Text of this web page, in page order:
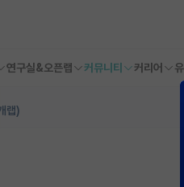
연구실&오픈랩 커뮤니티 커리어
랩)